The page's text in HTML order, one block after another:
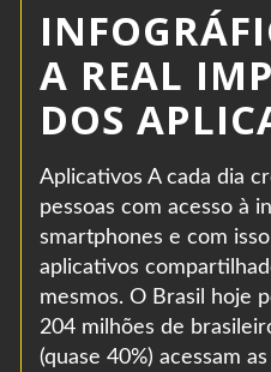
A REAL
DOS
Aplicativos A cada dia
pessoas com acesso à
smartphones e com
aplicativos
mesmos. O Brasil hoje
204 milhões de
(quase 40%) acessam